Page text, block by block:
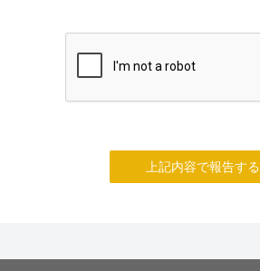
上記内容で報告する